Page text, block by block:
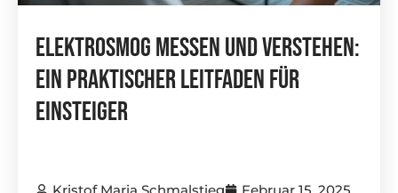
Elektrosmog Messen Und Verstehen:
Ein Praktischer Leitfaden Für
Einsteiger